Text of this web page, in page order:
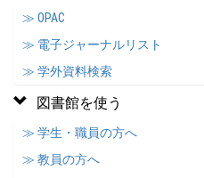
≫ OPAC
≫ 電子ジャーナルリスト
≫ 学外資料検索
図書館を使う
≫ 学生・職員の方へ
≫ 教員の方へ